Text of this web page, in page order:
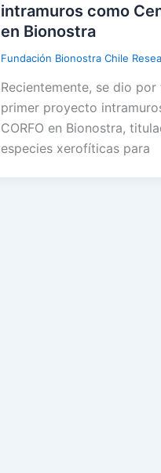
intramuros como
en Bionostra
Fundación Bionostra Chile
Recientemente, se dio
primer proyecto
CORFO en Bionostra,
especies xerofíticas para